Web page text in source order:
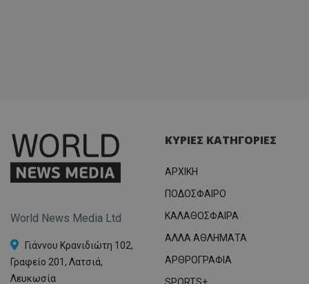
World News Media Ltd
Γιάννου Κρανιδιώτη 102,
Γραφείο 201, Λατσιά,
Λευκωσία
ΚΥΡΙΕΣ ΚΑΤΗΓΟΡΙΕΣ
ΑΡΧΙΚΗ
ΠΟΔΟΣΦΑΙΡΟ
ΚΑΛΑΘΟΣΦΑΙΡΑ
ΑΛΛΑ ΑΘΛΗΜΑΤΑ
ΑΡΘΡΟΓΡΑΦΙΑ